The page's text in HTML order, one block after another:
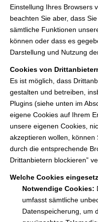
Einstellung Ihres Browsers
beachten Sie aber, dass
sämtliche Funktionen
können oder dass es
Darstellung und Nutzung
Cookies von
Es ist möglich, dass
gestalten und betreiben,
Plugins (siehe unten im
eigene Cookies auf Ihrem
unsere eigenen Cookies,
akzeptieren wollen,
durch die entsprechende
Drittanbietern blockieren”
Welche Cookies
Notwendige Cookies:
umfasst sämtliche
Datenspeicherung, um